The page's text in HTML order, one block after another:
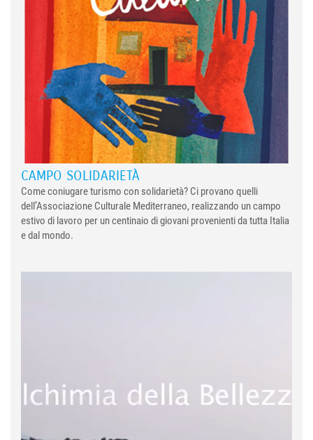
CAMPO SOLIDARIETÀ
Come coniugare turismo con solidarietà? Ci provano quelli
dell’Associazione Culturale Mediterraneo, realizzando un campo
estivo di lavoro per un centinaio di giovani provenienti da tutta Italia
e dal mondo.